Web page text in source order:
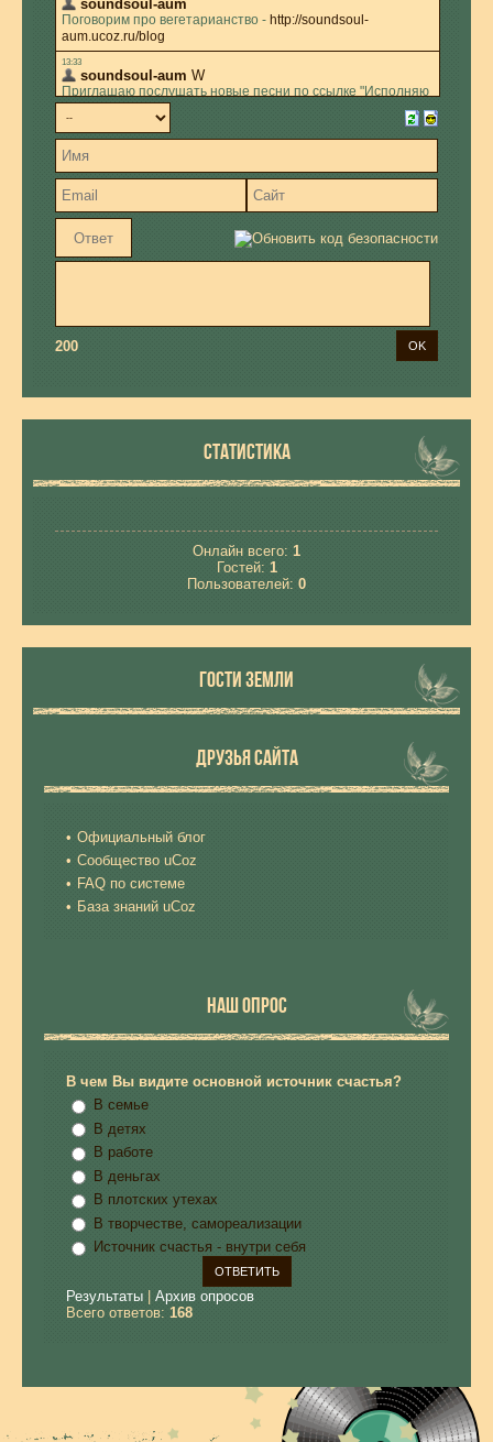
200
СТАТИСТИКА
Онлайн всего: 1
Гостей: 1
Пользователей: 0
ГОСТИ ЗЕМЛИ
ДРУЗЬЯ САЙТА
Официальный блог
Сообщество uCoz
FAQ по системе
База знаний uCoz
НАШ ОПРОС
В чем Вы видите основной источник счастья?
В семье
В детях
В работе
В деньгах
В плотских утехах
В творчестве, самореализации
Источник счастья - внутри себя
Результаты
Архив опросов
Всего ответов: 168